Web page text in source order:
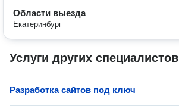
Области выезда
Екатеринбург
Услуги других специалистов
Разработка сайтов под ключ